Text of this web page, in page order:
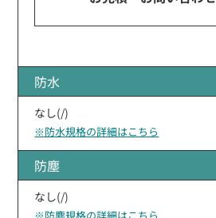
防水
なし(/)
※防水規格の詳細はこちら
防塵
なし(/)